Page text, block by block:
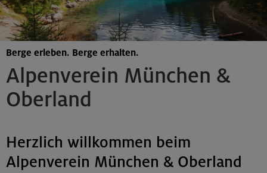
Alpenverein München &
Oberland
Berge erleben. Berge erhalten.
Herzlich willkommen beim
Alpenverein München & Oberland